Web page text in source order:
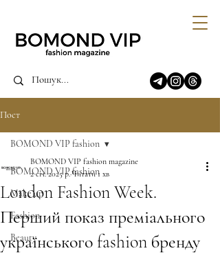
Пост
BOMOND VIP fashion
Make up
Fashion
Beauty
BOMOND VIP fashion
London Fashion Week.
Перший показ преміального
українського fashion бренду
BOMOND VIP fashion magazine
2 січ. 2025 р.Читати 1 хв